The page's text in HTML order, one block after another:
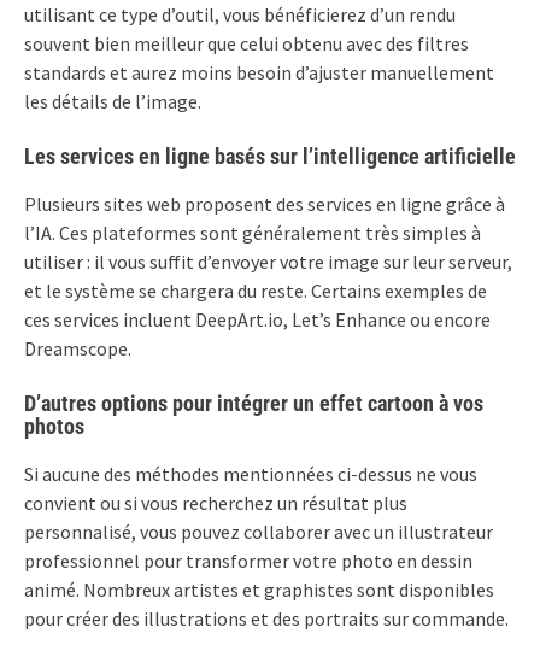
utilisant ce type d’outil, vous bénéficierez d’un rendu
souvent bien meilleur que celui obtenu avec des filtres
standards et aurez moins besoin d’ajuster manuellement
les détails de l’image.
Les services en ligne basés sur l’intelligence artificielle
Plusieurs sites web proposent des services en ligne grâce à
l’IA. Ces plateformes sont généralement très simples à
utiliser : il vous suffit d’envoyer votre image sur leur serveur,
et le système se chargera du reste. Certains exemples de
ces services incluent DeepArt.io, Let’s Enhance ou encore
Dreamscope.
D’autres options pour intégrer un effet cartoon à vos
photos
Si aucune des méthodes mentionnées ci-dessus ne vous
convient ou si vous recherchez un résultat plus
personnalisé, vous pouvez collaborer avec un illustrateur
professionnel pour transformer votre photo en dessin
animé. Nombreux artistes et graphistes sont disponibles
pour créer des illustrations et des portraits sur commande.